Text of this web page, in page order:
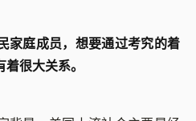
家庭成员，想要通过考究的着
很大关系。